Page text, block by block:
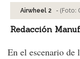
Airwheel 2 - (Foto:
Redacción
En el escenario de